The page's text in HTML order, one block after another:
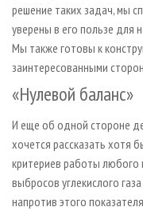
решение таких задач, мы
уверены в его пользе для
Мы также готовы к
заинтересованными
«Нулевой баланс»
И еще об одной стороне
хочется рассказать хотя
критериев работы
выбросов углекислого
напротив этого